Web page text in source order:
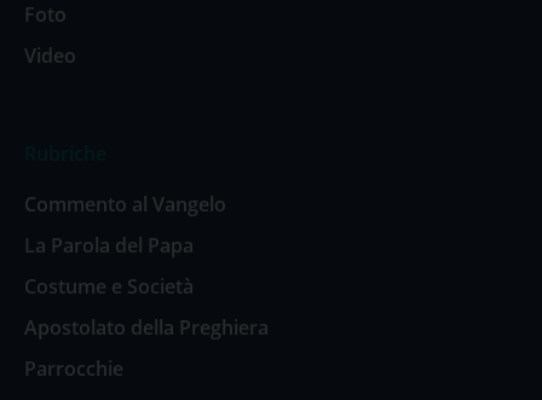
Foto
Video
Commento al Vangelo
La Parola del Papa
Costume e Società
Apostolato della Preghiera
Parrocchie